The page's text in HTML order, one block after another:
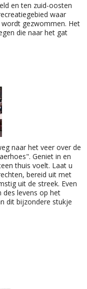
en ten zuid-oosten
waar
gezwommen. Het
die naar het gat
naar het veer over de
Geniet in en
thuis voelt. Laat u
bereid uit met
uit de streek. Even
des levens op het
dit bijzondere stukje